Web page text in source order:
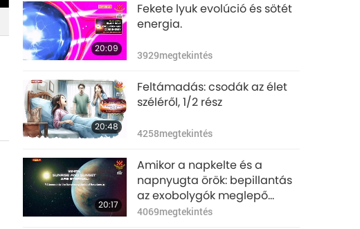
20:09
Fekete lyuk evolúció és sötét
energia.
3929megtekintés
20:48
Feltámadás: csodák az élet
széléről, 1/2 rész
4258megtekintés
20:17
Amikor a napkelte és a
napnyugta örök: bepillantás
az exobolygók meglepő
világába
4069megtekintés